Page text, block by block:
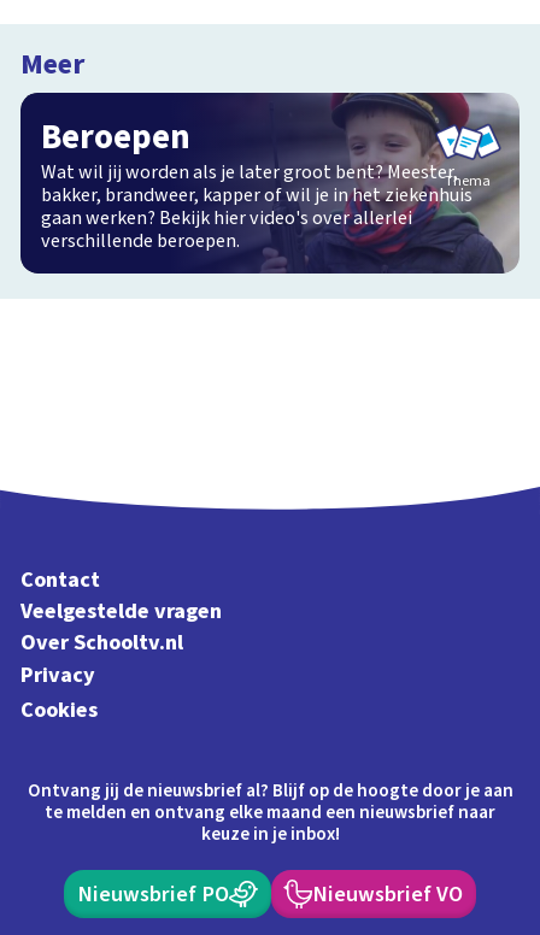
Meer
Beroepen
Wat wil jij worden als je later groot bent? Meester,
bakker, brandweer, kapper of wil je in het ziekenhuis
gaan werken? Bekijk hier video's over allerlei
verschillende beroepen.
Thema
Contact
Veelgestelde vragen
Over Schooltv.nl
Privacy
Cookies
Ontvang jij de nieuwsbrief al? Blijf op de hoogte door je aan
te melden en ontvang elke maand een nieuwsbrief naar
keuze in je inbox!
Nieuwsbrief PO Nieuwsbrief VO